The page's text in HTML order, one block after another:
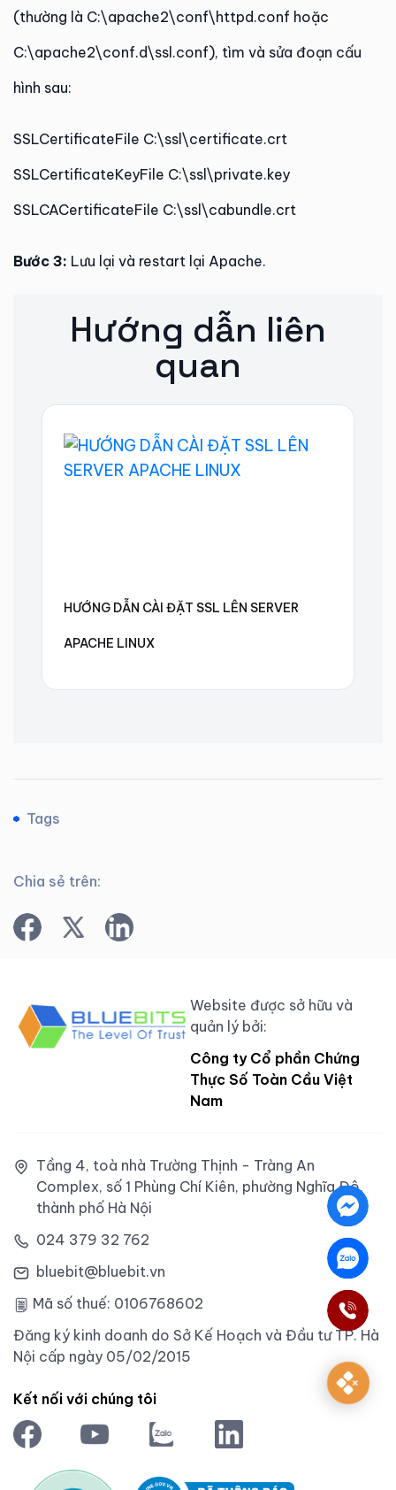
(thường là C:\apache2\conf\httpd.conf hoặc
C:\apache2\conf.d\ssl.conf), tìm và sửa đoạn cấu
hình sau:
SSLCertificateFile C:\ssl\certificate.crt
SSLCertificateKeyFile C:\ssl\private.key
SSLCACertificateFile C:\ssl\cabundle.crt
Bước 3: Lưu lại và restart lại Apache.
Hướng dẫn liên
quan
HƯỚNG DẪN CÀI ĐẶT SSL LÊN SERVER
APACHE LINUX
Tags
Chia sẻ trên:
Website được sở hữu và
quản lý bởi:
Công ty Cổ phần Chứng
Thực Số Toàn Cầu Việt
Nam
Tầng 4, toà nhà Trường Thịnh - Tràng An
Complex, số 1 Phùng Chí Kiên, phường Nghĩa Đô,
thành phố Hà Nội
024 379 32 762
bluebit@bluebit.vn
Mã số thuế: 0106768602
Đăng ký kinh doanh do Sở Kế Hoạch và Đầu tư TP. Hà
Nội cấp ngày 05/02/2015
Kết nối với chúng tôi